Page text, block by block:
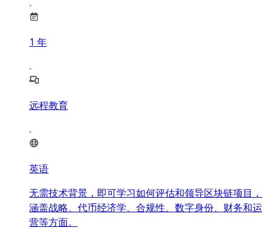
1 年
远程教育
英语
无需技术背景，即可学习如何评估和领导区块链项目，
涵盖战略、代币经济学、合规性、数字身份、财务和运
营等方面。